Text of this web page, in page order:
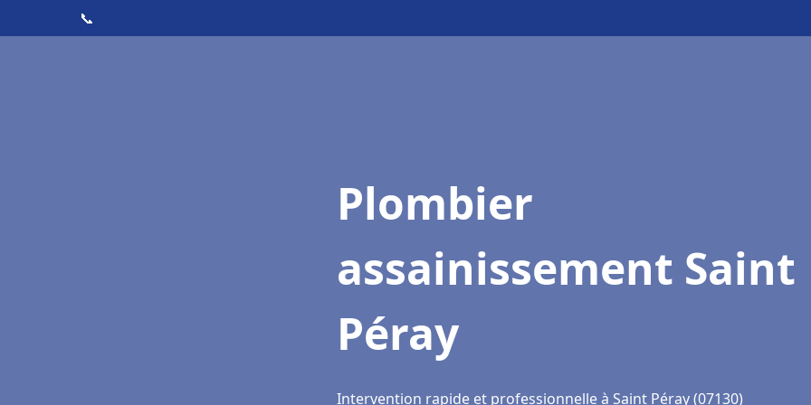
📞
Plombier
assainissement Saint
Péray
Intervention rapide et professionnelle à Saint Péray (07130)